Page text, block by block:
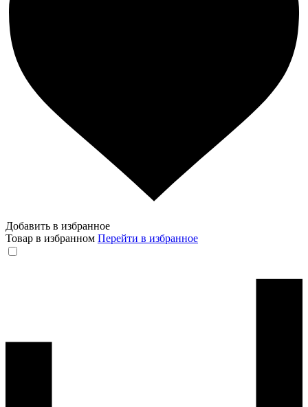
Добавить в избранное
Товар в избранном Перейти в избранное